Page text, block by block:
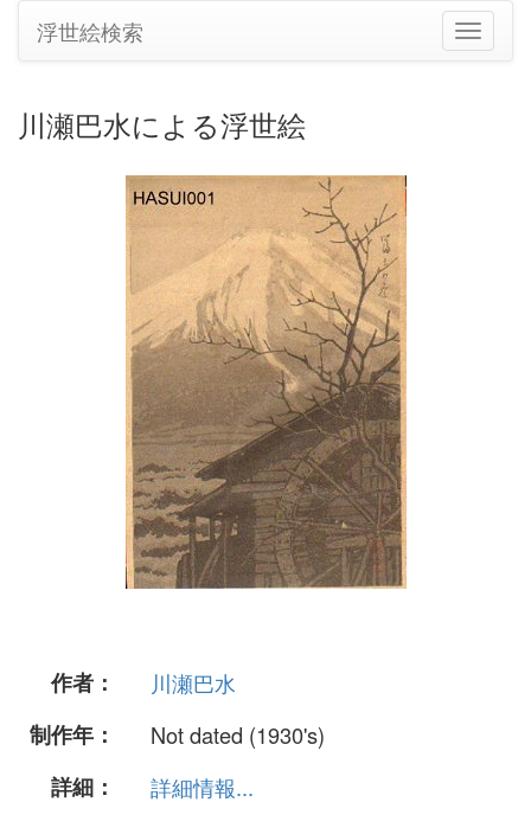
ナ
ビ
浮世絵検索
川瀬巴水による浮世絵
作者：
川瀬巴水
制作年：
Not dated (1930's)
詳細：
詳細情報...